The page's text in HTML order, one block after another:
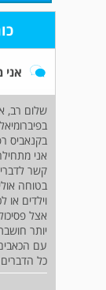
בקנאביס
אני
קשר
בטוחה
וילדים
אצל
יותר
עם
כל